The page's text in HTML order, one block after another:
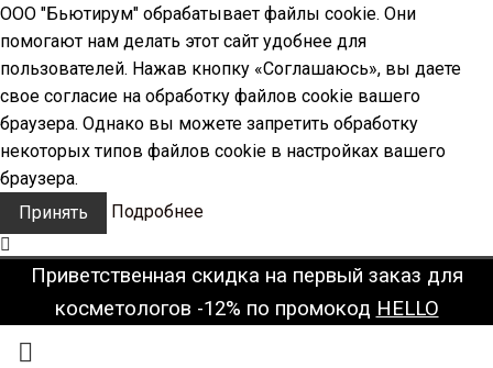
ООО "Бьютирум" обрабатывает файлы cookie. Они
помогают нам делать этот сайт удобнее для
пользователей. Нажав кнопку «Соглашаюсь», вы даете
свое согласие на обработку файлов cookie вашего
браузера. Однако вы можете запретить обработку
некоторых типов файлов cookie в настройках вашего
браузера.
Принять
Подробнее
Приветственная скидка на первый заказ для
косметологов -12% по промокод HELLO
